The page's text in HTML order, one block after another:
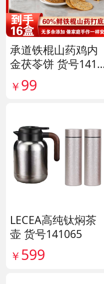
承道铁棍山药鸡内
金茯苓饼 货号1417
35
￥ 99
LECEA高纯钛焖茶
壶 货号141065
￥ 599